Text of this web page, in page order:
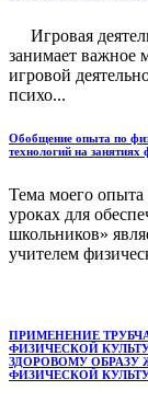
Игровая
занимает важное
игровой
психо...
Обобщение опыта по
технологий на
Тема моего
уроках для
школьников»
учителем
ПРИМЕНЕНИЕ
ФИЗИЧЕСКОЙ
ЗДОРОВОМУ
ФИЗИЧЕСКОЙ